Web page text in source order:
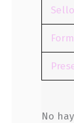
Sello
No